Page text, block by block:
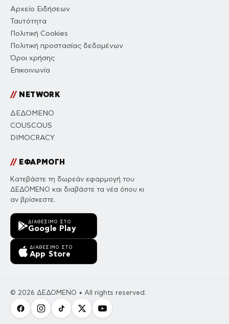
Αρχείο Ειδήσεων
Ταυτότητα
Πολιτική Cookies
Πολιτική προστασίας δεδομένων
Όροι χρήσης
Επικοινωνία
//NETWORK
ΔΕΔΟΜΕΝΟ
COUSCOUS
DIMOCRACY
//ΕΦΑΡΜΟΓΗ
Κατεβάστε τη δωρεάν εφαρμογή του
ΔΕΔΟΜΕΝΟ και διαβάστε τα νέα όπου κι
αν βρίσκεστε.
ΔΙΑΘΈΣΙΜΟ ΣΤΟ
Google Play
ΔΙΑΘΈΣΙΜΟ ΣΤΟ
App Store
© 2026 ΔΕΔΟΜΕΝΟ • All rights reserved.